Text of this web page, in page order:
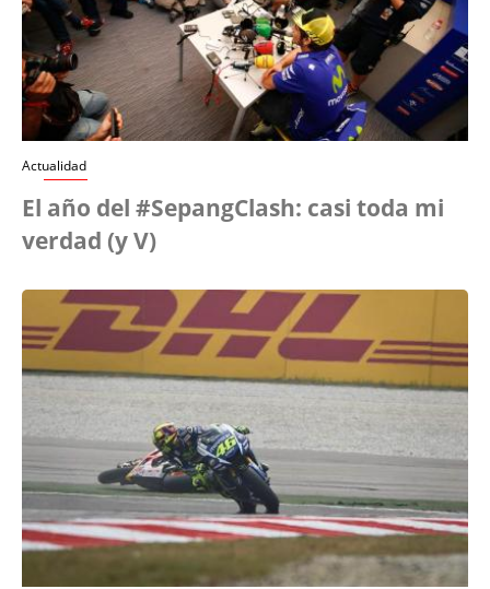
Actualidad
El año del #SepangClash: casi toda mi
verdad (y V)